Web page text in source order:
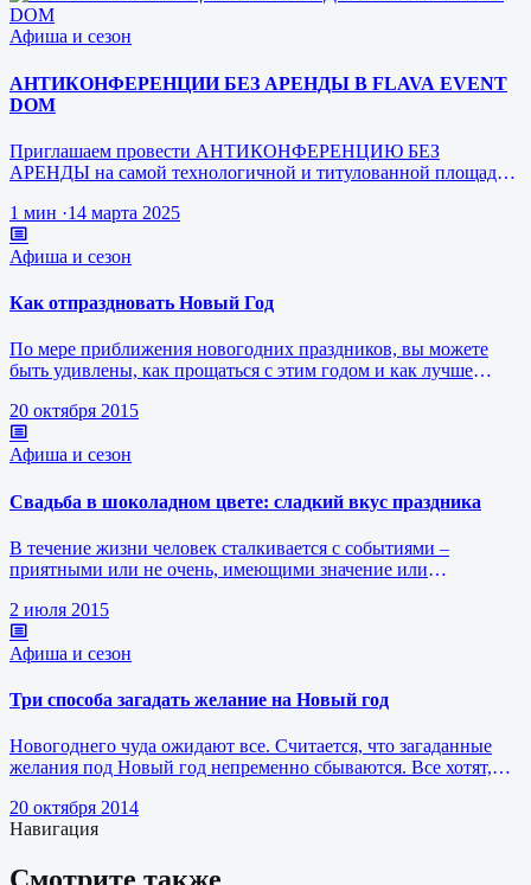
Афиша и сезон
АНТИКОНФЕРЕНЦИИ БЕЗ АРЕНДЫ В FLAVA EVENT
DOM
Приглашаем провести АНТИКОНФЕРЕНЦИЮ БЕЗ
АРЕНДЫ на самой технологичной и титулованной площадке
1 мин ·14 марта 2025
Афиша и сезон
Как отпраздновать Новый Год
По мере приближения новогодних праздников, вы можете
быть удивлены, как прощаться с этим годом и как лучше
20 октября 2015
Афиша и сезон
Свадьба в шоколадном цвете: сладкий вкус праздника
В течение жизни человек сталкивается с событиями –
приятными или не очень, имеющими значение или
2 июля 2015
Афиша и сезон
Три способа загадать желание на Новый год
Новогоднего чуда ожидают все. Считается, что загаданные
желания под Новый год непременно сбываются. Все хотят,
20 октября 2014
Навигация